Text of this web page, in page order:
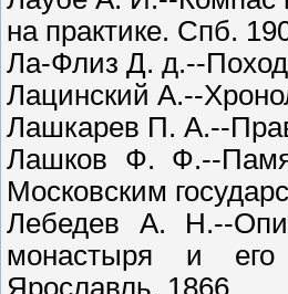
на практике. Спб.
Ла-Флиз Д. д.--
Лацинский А.--
Лашкарев П. А.--
Лашков Ф. Ф.--
Московским
Лебедев А. Н.--
монастыря и его
Ярославль. 1866